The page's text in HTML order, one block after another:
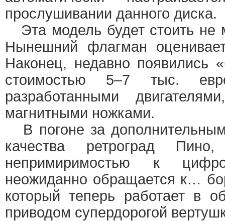
прослушивании данного диска.
Эта модель будет стоить не
Нынешний флагман
Наконец, недавно появились
стоимостью 5–7 тыс.
разработанными
магнитными ножками.
В погоне за
качества ретроград
непримиримостью к
неожиданно обращается к…
который теперь работает в
приводом супердорогой